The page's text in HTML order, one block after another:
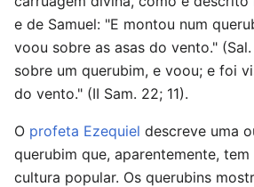
e de Samuel: "E montou num
voou sobre as asas do vento." (Sal.
sobre um querubim, e voou; e foi
do vento." (II Sam. 22; 11).
O profeta Ezequiel descreve uma
querubim que, aparentemente,
cultura popular. Os querubins